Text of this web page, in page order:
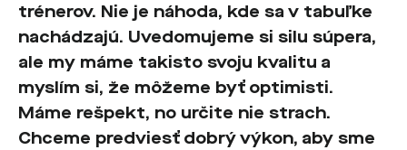
trénerov. Nie je náhoda, kde sa v tabuľke
nachádzajú. Uvedomujeme si silu súpera,
ale my máme takisto svoju kvalitu a
myslím si, že môžeme byť optimisti.
Máme rešpekt, no určite nie strach.
Chceme predviesť dobrý výkon, aby sme